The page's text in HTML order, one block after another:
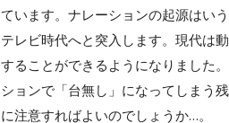
ています。ナレーションの起源はい
テレビ時代へと突入します。現代は
することができるようになりました
ションで「台無し」になってしまう
に注意すればよいのでしょうか…。